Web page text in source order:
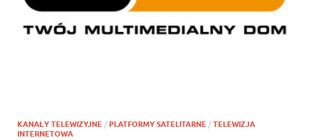
KANAŁY TELEWIZYJNE / PLATFORMY SATELITARNE / TELEWIZJA
INTERNETOWA